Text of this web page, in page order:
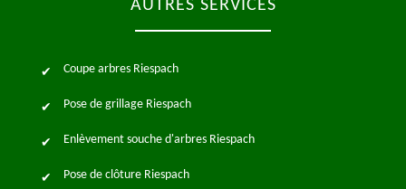
AUTRES SERVICES
Coupe arbres Riespach
Pose de grillage Riespach
Enlèvement souche d'arbres Riespach
Pose de clôture Riespach